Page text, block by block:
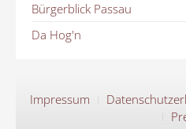
Bürgerblick Passau
Da Hog'n
Impressum